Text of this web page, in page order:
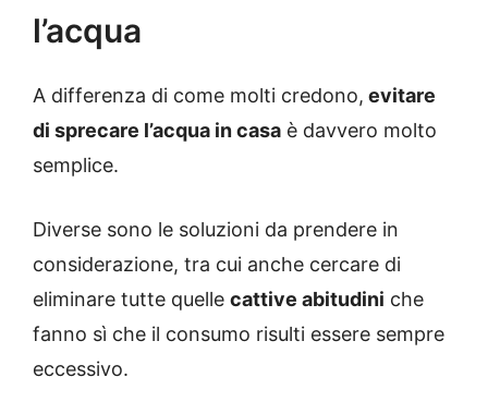
l’acqua
A differenza di come molti credono, evitare
di sprecare l’acqua in casa è davvero molto
semplice.
Diverse sono le soluzioni da prendere in
considerazione, tra cui anche cercare di
eliminare tutte quelle cattive abitudini che
fanno sì che il consumo risulti essere sempre
eccessivo.